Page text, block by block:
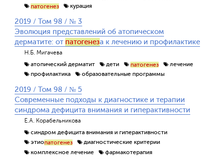
патогенез
курация
2019 / Том 98 / № 3
Эволюция представлений об атопическом
дерматите: от патогенеза к лечению и профилактике
Н.Б. Мигачева
атопический дерматит
дети патогенез
лечение
профилактика
образовательные программы
2019 / Том 98 / № 5
Современные подходы к диагностике и терапии
синдрома дефицита внимания и гиперактивности
Е.А. Корабельникова
синдром дефицита внимания и гиперактивности
этиопатогенез
диагностические критерии
комплексное лечение
фармакотерапия